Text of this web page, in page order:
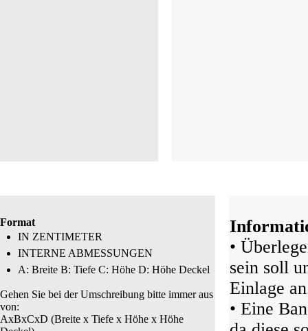
Format
IN ZENTIMETER
INTERNE ABMESSUNGEN
A: Breite B: Tiefe C: Höhe D: Höhe Deckel
Gehen Sie bei der Umschreibung bitte immer aus
von:
AxBxCxD (Breite x Tiefe x Höhe x Höhe
•
sein soll
Einlage
• Eine